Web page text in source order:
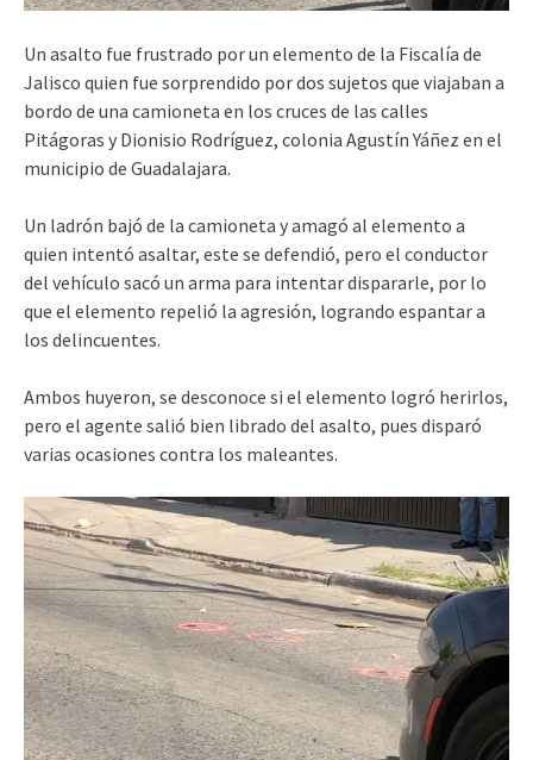
Un asalto fue frustrado por un elemento de la Fiscalía de
Jalisco quien fue sorprendido por dos sujetos que viajaban a
bordo de una camioneta en los cruces de las calles
Pitágoras y Dionisio Rodríguez, colonia Agustín Yáñez en el
municipio de Guadalajara.
Un ladrón bajó de la camioneta y amagó al elemento a
quien intentó asaltar, este se defendió, pero el conductor
del vehículo sacó un arma para intentar dispararle, por lo
que el elemento repelió la agresión, logrando espantar a
los delincuentes.
Ambos huyeron, se desconoce si el elemento logró herirlos,
pero el agente salió bien librado del asalto, pues disparó
varias ocasiones contra los maleantes.